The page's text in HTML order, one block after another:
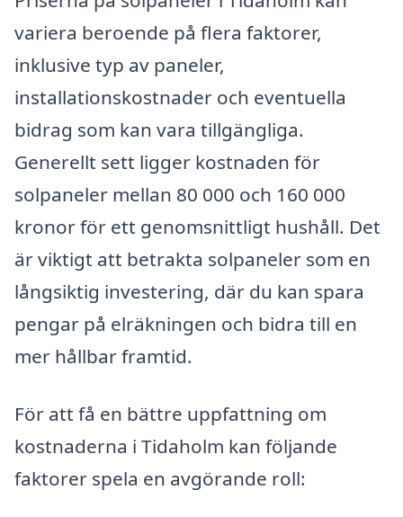
variera beroende på flera faktorer,
inklusive typ av paneler,
installationskostnader och eventuella
bidrag som kan vara tillgängliga.
Generellt sett ligger kostnaden för
solpaneler mellan 80 000 och 160 000
kronor för ett genomsnittligt hushåll. Det
är viktigt att betrakta solpaneler som en
långsiktig investering, där du kan spara
pengar på elräkningen och bidra till en
mer hållbar framtid.
För att få en bättre uppfattning om
kostnaderna i Tidaholm kan följande
faktorer spela en avgörande roll: